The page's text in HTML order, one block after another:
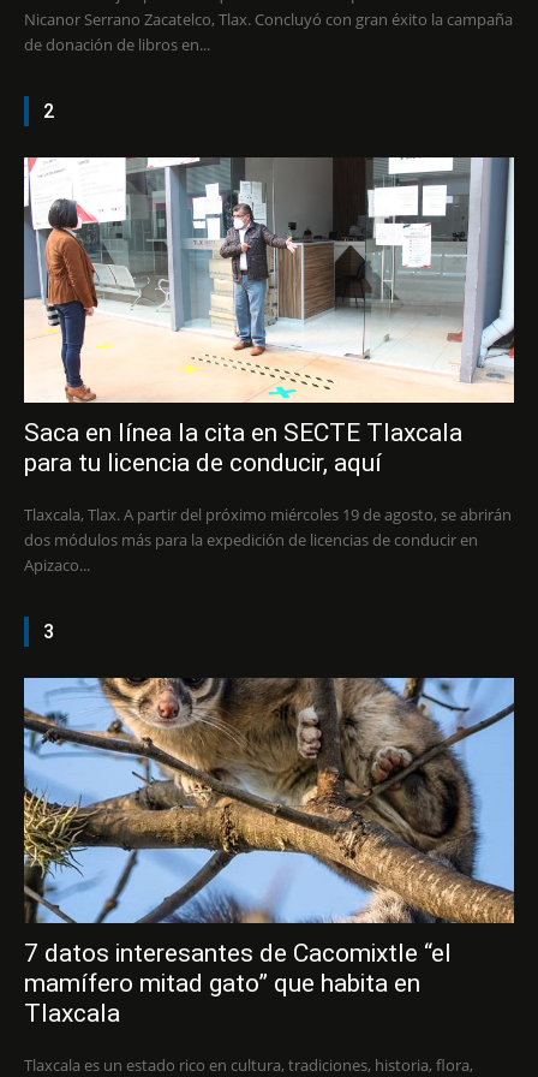
Nicanor Serrano Zacatelco, Tlax. Concluyó con gran éxito la campaña
de donación de libros en...
2
Saca en línea la cita en SECTE Tlaxcala
para tu licencia de conducir, aquí
Tlaxcala, Tlax. A partir del próximo miércoles 19 de agosto, se abrirán
dos módulos más para la expedición de licencias de conducir en
Apizaco...
3
7 datos interesantes de Cacomixtle “el
mamífero mitad gato” que habita en
Tlaxcala
Tlaxcala es un estado rico en cultura, tradiciones, historia, flora,